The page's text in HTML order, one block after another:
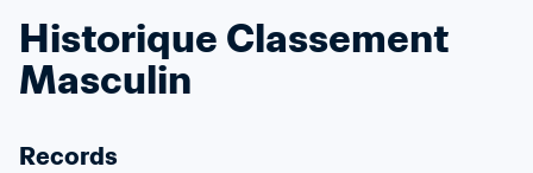
Historique Classement
Masculin
Records